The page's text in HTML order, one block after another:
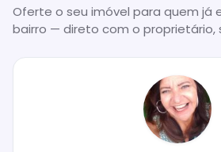
Oferte o seu imóvel para quem já
bairro — direto com o proprietário,